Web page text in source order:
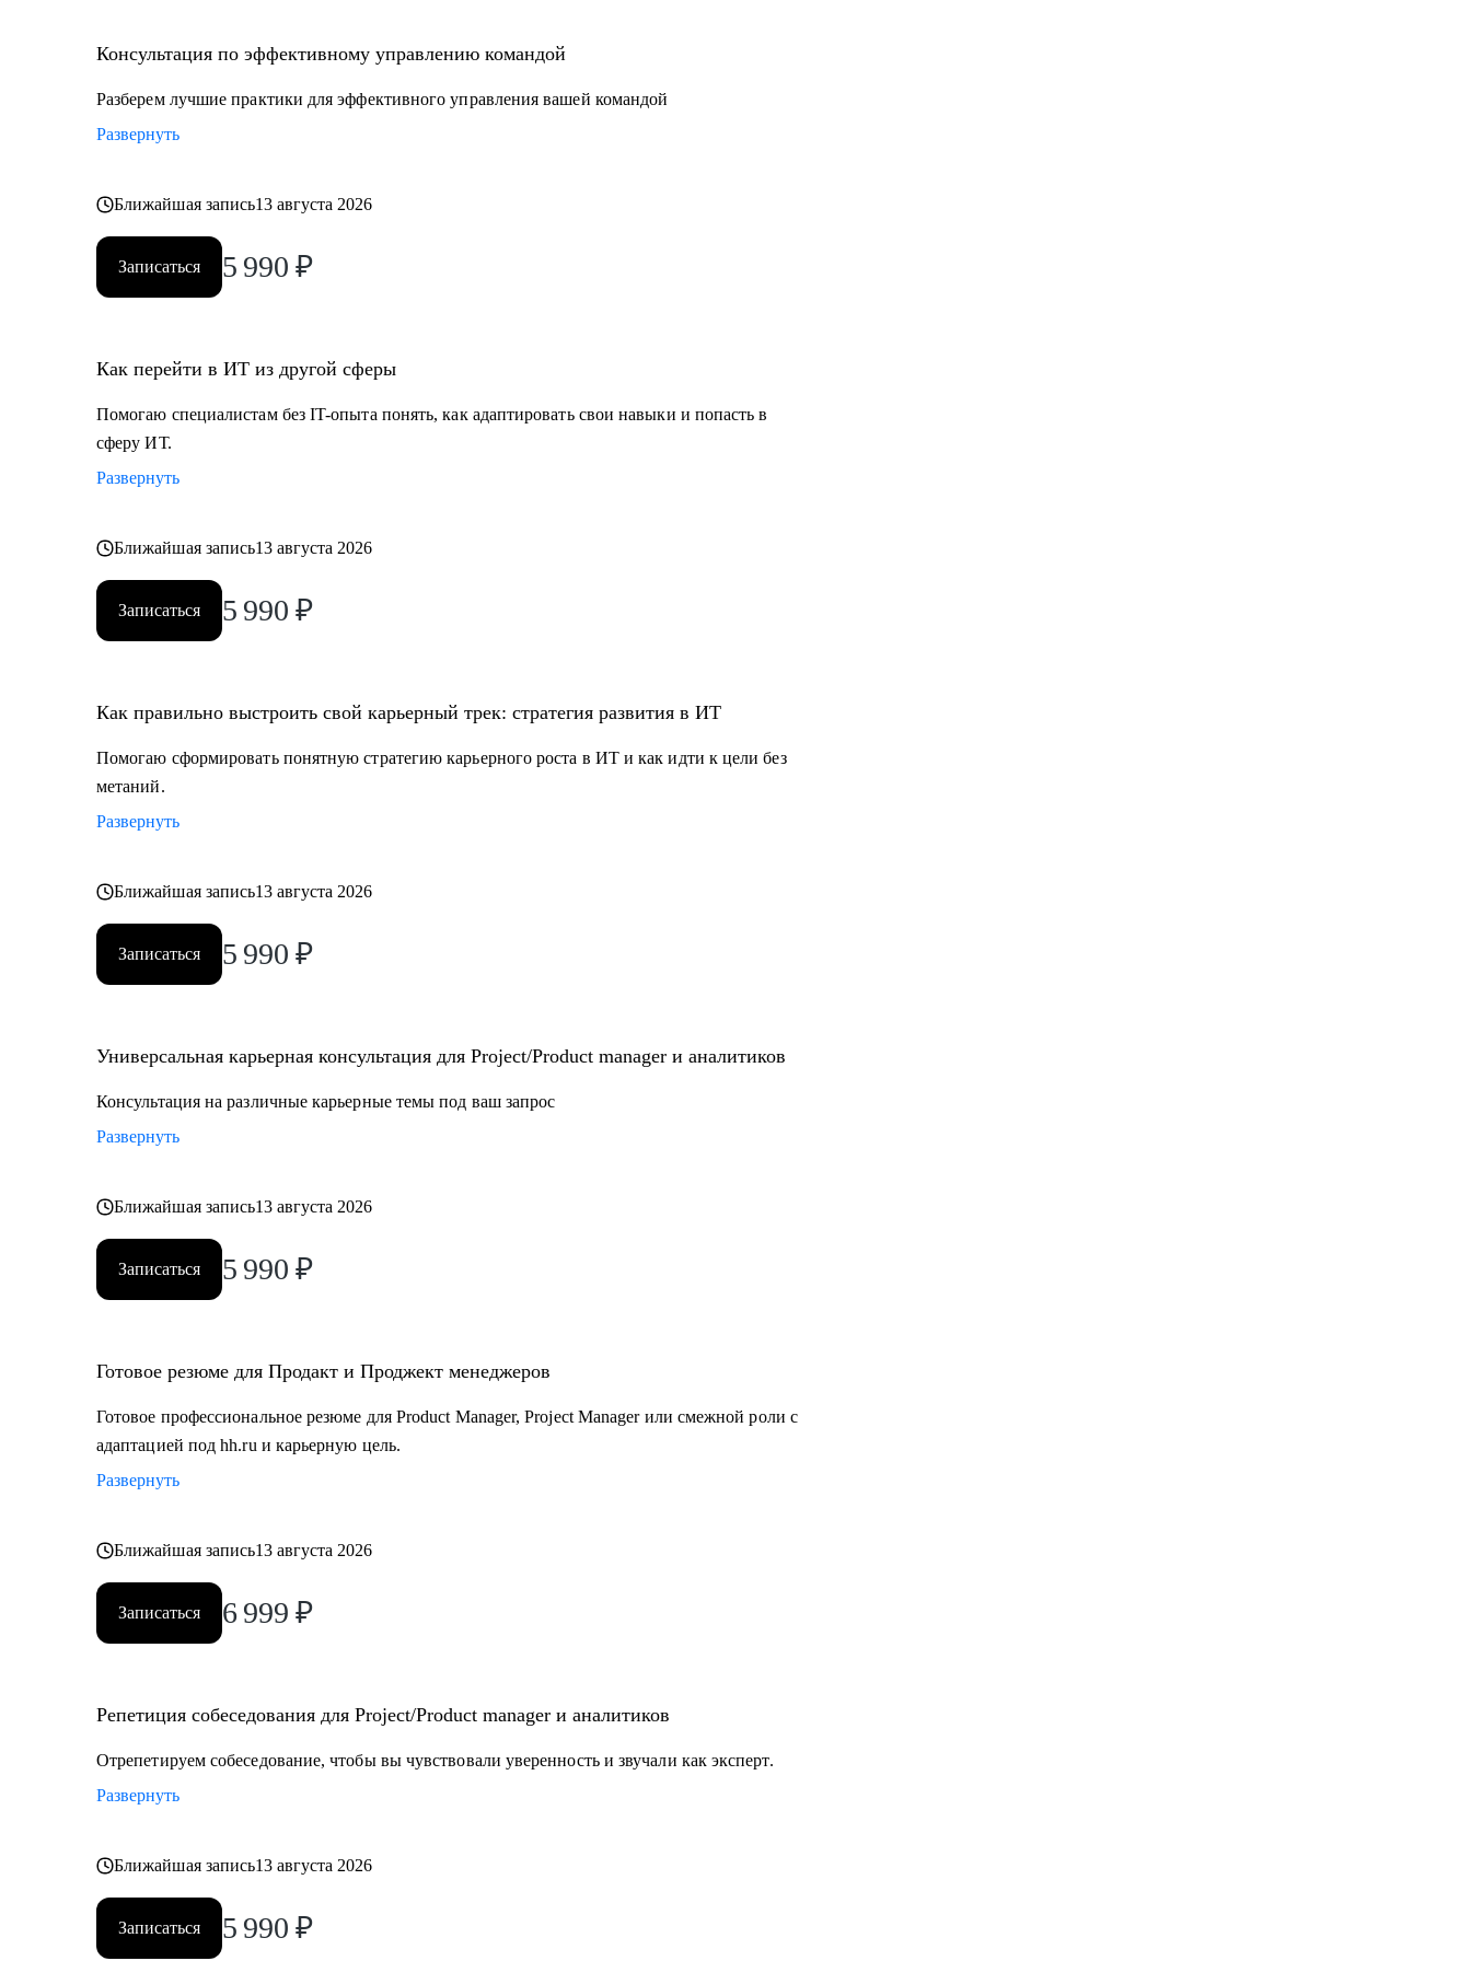
команду.
на проектах. А если ты новичок и только определяешься с выбором, я проведу для тебя обзор на
Консультация по эффективному управлению командой
Разберем лучшие практики для эффективного управления вашей командой
Развернуть
Ближайшая запись13 августа 2026
Записаться 5 990 ₽
Как перейти в ИТ из другой сферы
Помогаю специалистам без IT-опыта понять, как адаптировать свои навыки и попасть в
сферу ИТ.
Развернуть
Ближайшая запись13 августа 2026
Записаться 5 990 ₽
Как правильно выстроить свой карьерный трек: стратегия развития в ИТ
Помогаю сформировать понятную стратегию карьерного роста в ИТ и как идти к цели без
метаний.
Развернуть
Ближайшая запись13 августа 2026
Записаться 5 990 ₽
Универсальная карьерная консультация для Project/Product manager и аналитиков
Консультация на различные карьерные темы под ваш запрос
Развернуть
Ближайшая запись13 августа 2026
Записаться 5 990 ₽
Готовое резюме для Продакт и Проджект менеджеров
Готовое профессиональное резюме для Product Manager, Project Manager или смежной роли с
адаптацией под hh.ru и карьерную цель.
Развернуть
Ближайшая запись13 августа 2026
Записаться 6 999 ₽
Репетиция собеседования для Project/Product manager и аналитиков
Отрепетируем собеседование, чтобы вы чувствовали уверенность и звучали как эксперт.
Развернуть
Ближайшая запись13 августа 2026
Записаться 5 990 ₽